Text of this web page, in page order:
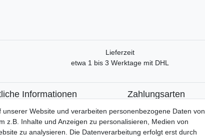
Lieferzeit
etwa 1 bis 3 Werktage mit DHL
Informationen Zahlungsarten
Paypal
Kreditkarte
Lastschrift
Website und verarbeiten personenbezogene Daten von
z.B. Inhalte und Anzeigen zu personalisieren, Medien von
zu analysieren. Die Datenverarbeitung erfolgt erst durch